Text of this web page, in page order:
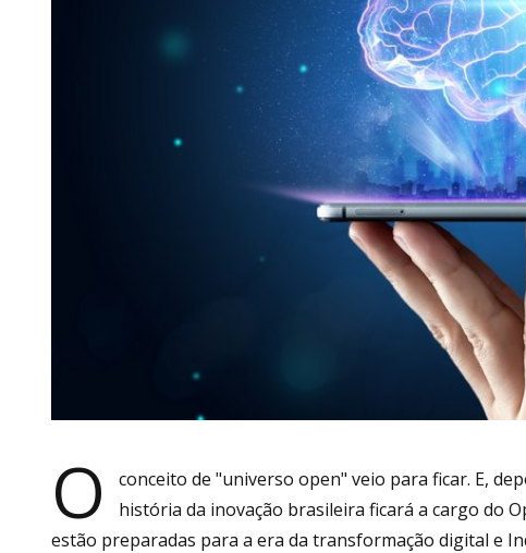
O
conceito de "universo open" veio para ficar. E,
história da inovação brasileira ficará a cargo do
estão preparadas para a era da transformação digital e